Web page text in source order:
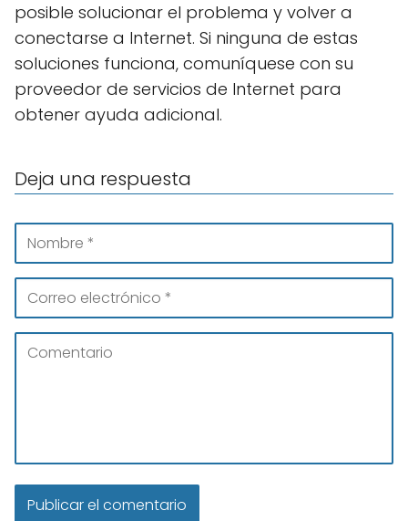
posible solucionar el problema y volver a
conectarse a Internet. Si ninguna de estas
soluciones funciona, comuníquese con su
proveedor de servicios de Internet para
obtener ayuda adicional.
Deja una respuesta